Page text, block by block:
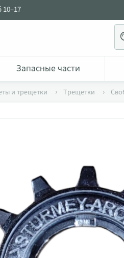
10–17
Запасные части
и трещетки Tрещетки